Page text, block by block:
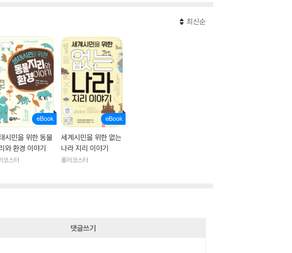
최신순
시민을 위한 동물
와 환경 이야기
코스터
세계시민을 위한 없는
나라 지리 이야기
롤러코스터
댓글쓰기